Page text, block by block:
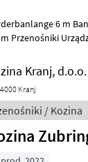
6 m
4, 5m Przenośniki
Kranj, d.o.o.
4000 Kranj
/ Kozina